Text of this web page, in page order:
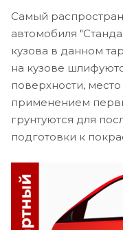
Самый
автомобиля
кузова в данном
на кузове
поверхности,
применением
грунтуются для
подготовки к